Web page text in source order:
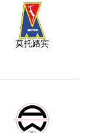
莫托路宾